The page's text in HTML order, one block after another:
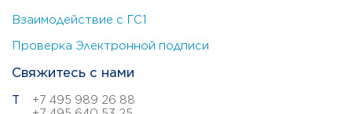
Взаимодействие с ГС1
Проверка Электронной подписи
Свяжитесь с нами
Т
+7 495 989 26 88